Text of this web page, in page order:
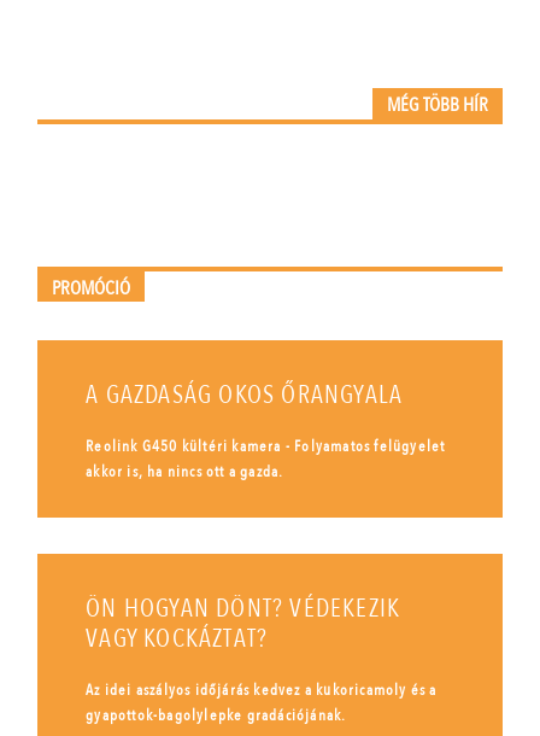
MÉG TÖBB HÍR
PROMÓCIÓ
A GAZDASÁG OKOS ŐRANGYALA
Reolink G450 kültéri kamera - Folyamatos felügyelet
akkor is, ha nincs ott a gazda.
ÖN HOGYAN DÖNT? VÉDEKEZIK
VAGY KOCKÁZTAT?
Az idei aszályos időjárás kedvez a kukoricamoly és a
gyapottok-bagolylepke gradációjának.